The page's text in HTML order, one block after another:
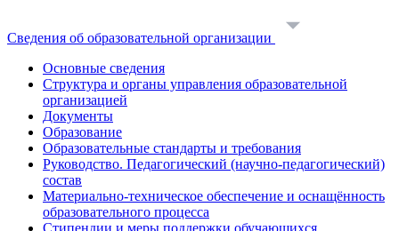
Сведения об образовательной организации
Основные сведения
Структура и органы управления образовательной
организацией
Документы
Образование
Образовательные стандарты и требования
Руководство. Педагогический (научно-педагогический)
состав
Материально-техническое обеспечение и оснащённость
образовательного процесса
Стипендии и меры поддержки обучающихся